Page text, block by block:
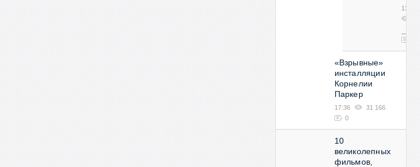
13:53
«Взрывные»
инсталляции
Корнелии
Паркер
17:36
31 166
0
10
великолепных
фильмов,